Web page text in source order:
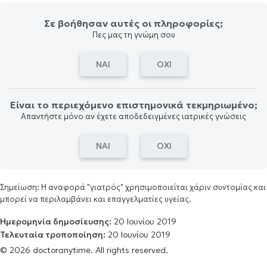
Σε βοήθησαν αυτές οι πληροφορίες;
Πες μας τη γνώμη σου
ΝΑΙ ΟΧΙ
Είναι το περιεχόμενο επιστημονικά τεκμηριωμένο;
Απαντήστε μόνο αν έχετε αποδεδειγμένες ιατρικές γνώσεις
ΝΑΙ ΟΧΙ
Σημείωση: Η αναφορά "γιατρός" χρησιμοποιείται χάριν συντομίας και
μπορεί να περιλαμβάνει και επαγγελματίες υγείας.
Ημερομηνία δημοσίευσης: 20 Ιουνίου 2019
Τελευταία τροποποίηση: 20 Ιουνίου 2019
© 2026 doctoranytime. All rights reserved.